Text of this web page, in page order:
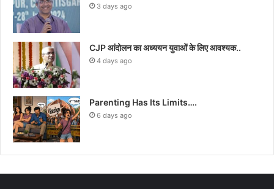
3 days ago
CJP आंदोलन का अध्ययन युवाओं के लिए आवश्यक..
4 days ago
Parenting Has Its Limits….
6 days ago